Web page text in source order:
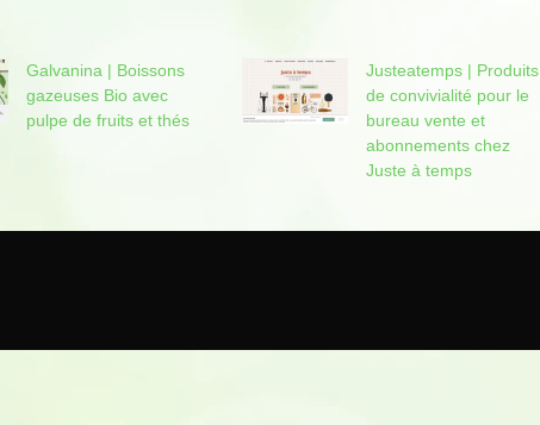
Galvanina | Boissons
gazeuses Bio avec
pulpe de fruits et thés
Justeatemps | Produits
de con­vivia­lité pour le
bureau vente et
abonnements chez
Juste à temps